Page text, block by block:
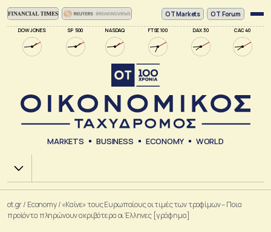
DOW JONES SP 500 NASDAQ FTSE 100 DAX 30 CAC 40
ΟΤ Markets OT Forum
MARKETS BUSINESS ECONOMY WORLD
Χ.Α.
ot.gr/ Economy/«Καίνε» τους Ευρωπαίους οι τιμές των τροφίμων – Ποια
προϊόντα πληρώνουν ακριβότερα οι Έλληνες [γράφημα]